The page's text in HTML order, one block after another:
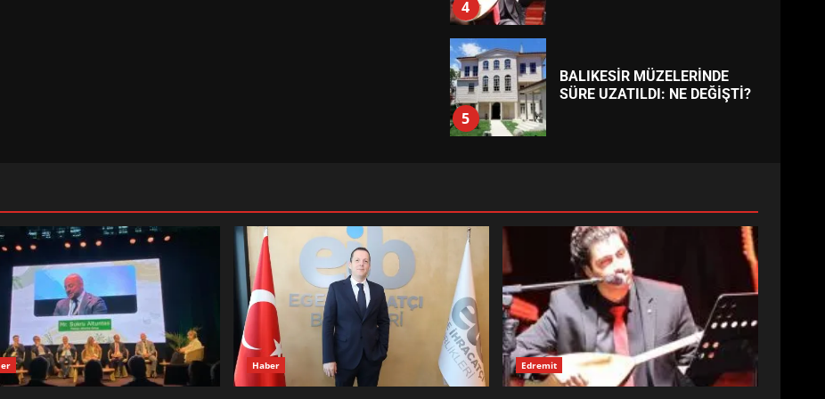
4
FİNALİNDE NE BAŞARDI?
5
6
BURHANİYE SATRANÇ
TURNUVASI KAYITLARI NEYİ
DEĞİŞTİRİYOR?
BURHANİYE